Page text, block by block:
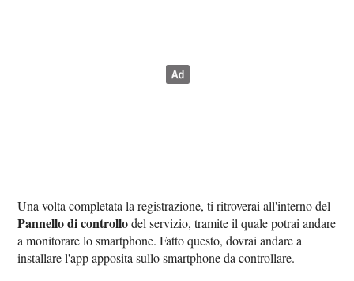
Una volta completata la registrazione, ti ritroverai all'interno del
Pannello di controllodel servizio, tramite il quale potrai andare
a monitorare lo smartphone. Fatto questo, dovrai andare a
installare l'app apposita sullo smartphone da controllare.